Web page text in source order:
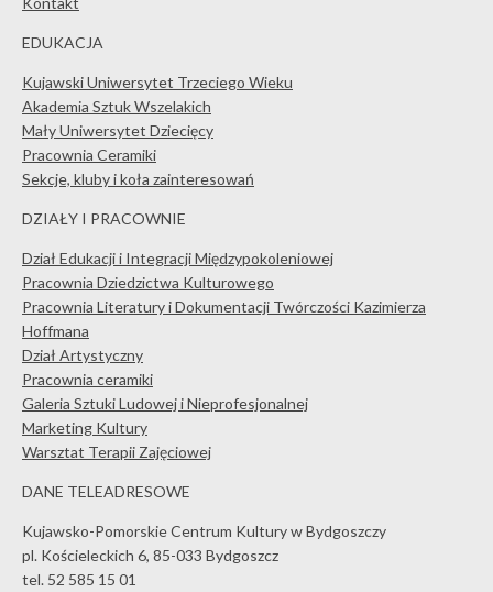
EDUKACJA
Kujawski Uniwersytet Trzeciego Wieku
Akademia Sztuk Wszelakich
Mały Uniwersytet Dziecięcy
Pracownia Ceramiki
Sekcje, kluby i koła zainteresowań
DZIAŁY I PRACOWNIE
Dział Edukacji i Integracji Międzypokoleniowej
Pracownia Dziedzictwa Kulturowego
Pracownia Literatury i Dokumentacji Twórczości Kazimierza
Hoffmana
Dział Artystyczny
Pracownia ceramiki
Galeria Sztuki Ludowej i Nieprofesjonalnej
Marketing Kultury
Warsztat Terapii Zajęciowej
DANE TELEADRESOWE
Kujawsko-Pomorskie Centrum Kultury w Bydgoszczy
pl. Kościeleckich 6, 85-033 Bydgoszcz
tel. 52 585 15 01